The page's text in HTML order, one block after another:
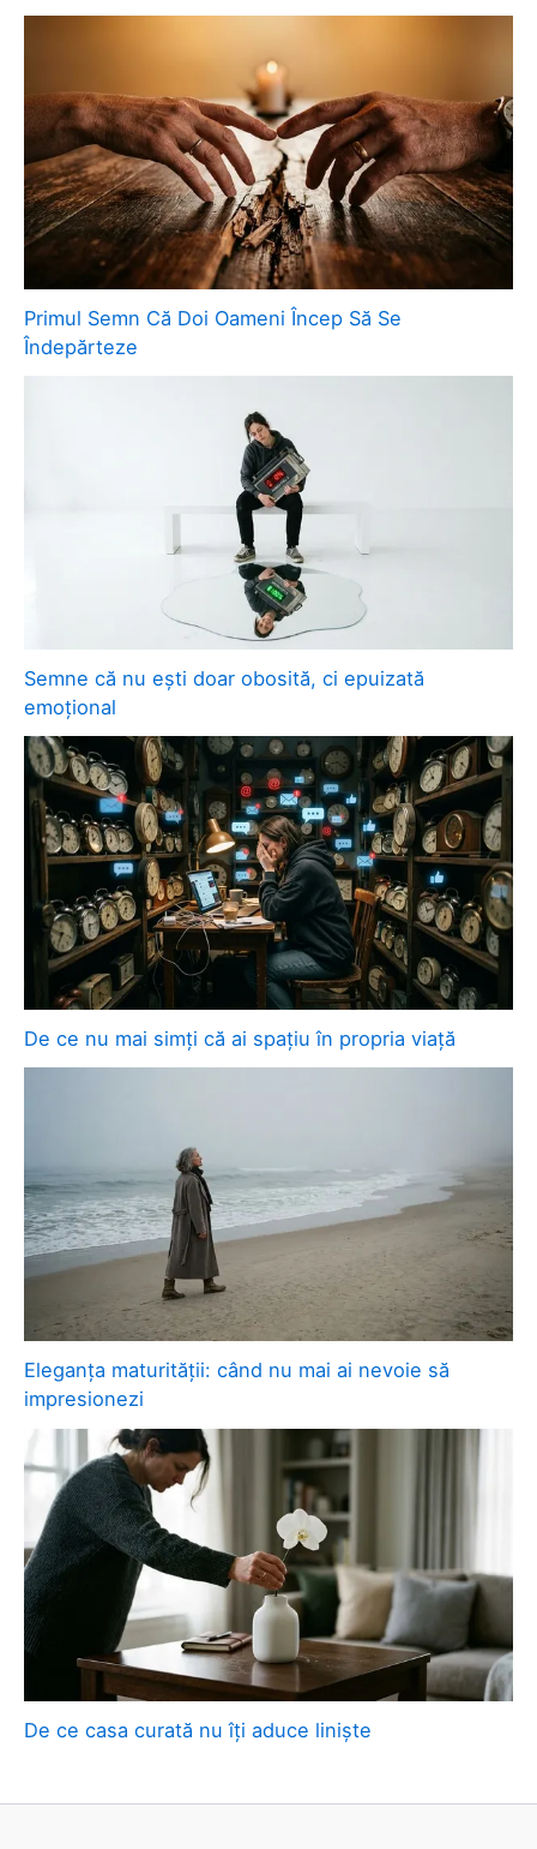
Primul Semn Că Doi Oameni Încep Să Se
Îndepărteze
Semne că nu ești doar obosită, ci epuizată
emoțional
De ce nu mai simți că ai spațiu în propria viață
Eleganța maturității: când nu mai ai nevoie să
impresionezi
De ce casa curată nu îți aduce liniște